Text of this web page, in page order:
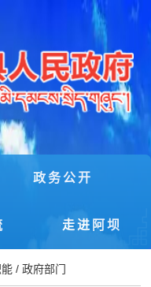
政务公开
走进阿坝
/政府部门